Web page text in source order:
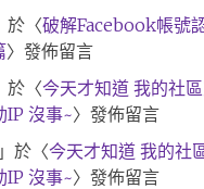
於〈破解Facebook帳號
〉發佈留言
於〈今天才知道 我的社
IP 沒事~〉發佈留言
於〈今天才知道 我的社
IP 沒事~〉發佈留言